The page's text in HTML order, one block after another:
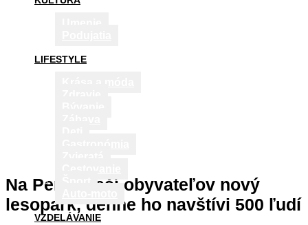
LIFESTYLE
VZDELÁVANIE
Na Pereši teší obyvateľov nový
lesopark, denne ho navštívi 500 ľudí